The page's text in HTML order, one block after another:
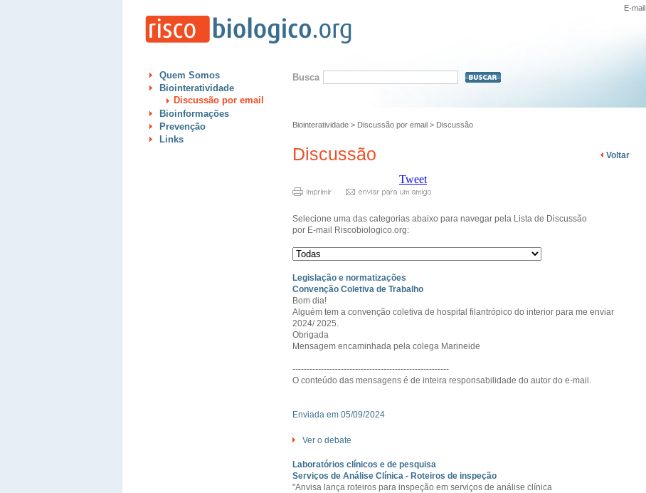
Quem Somos
Biointeratividade
Discussão por email
Bioinformações
Prevenção
Links
E-mail
Busca
Biointeratividade > Discussão por email > Discussão
Discussão Voltar
Tweet
Selecione uma das categorias abaixo para navegar pela Lista de Discussão
por E-mail Riscobiologico.org:
Legislação e normatizações
Convenção Coletiva de Trabalho
Bom dia!
Alguém tem a convenção coletiva de hospital filantrópico do interior para me enviar
2024/ 2025.
Obrigada
Mensagem encaminhada pela colega Marineide
-------------------------------------------------------
O conteúdo das mensagens é de inteira responsabilidade do autor do e-mail.
Enviada em 05/09/2024
Ver o debate
Laboratórios clínicos e de pesquisa
Serviços de Análise Clínica - Roteiros de inspeção
"Anvisa lança roteiros para inspeção em serviços de análise clínica